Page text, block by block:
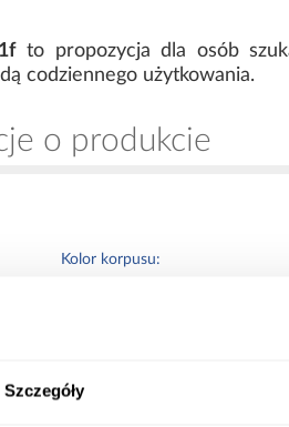
Szczegóły
to propozycja dla osób
codziennego użytkowania.
o produkcie
Kolor korpusu:
Wybarwienie korpusu: